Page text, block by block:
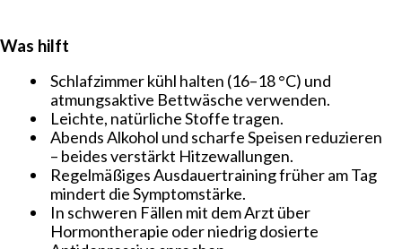
Was hilft
Schlafzimmer kühl halten (16–18 °C) und
atmungsaktive Bettwäsche verwenden.
Leichte, natürliche Stoffe tragen.
Abends Alkohol und scharfe Speisen reduzieren
– beides verstärkt Hitzewallungen.
Regelmäßiges Ausdauertraining früher am Tag
mindert die Symptomstärke.
In schweren Fällen mit dem Arzt über
Hormontherapie oder niedrig dosierte